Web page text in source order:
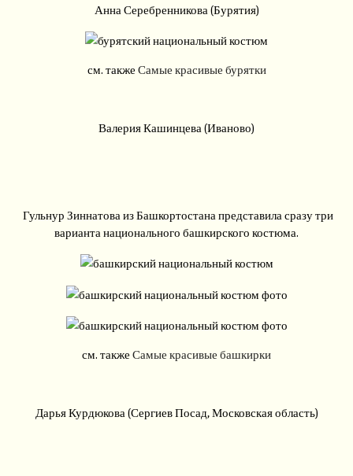
Анна Серебренникова (Бурятия)
см. также Самые красивые бурятки
Валерия Кашинцева (Иваново)
Гульнур Зиннатова из Башкортостана представила сразу три
варианта национального башкирского костюма.
см. также Самые красивые башкирки
Дарья Курдюкова (Сергиев Посад, Московская область)